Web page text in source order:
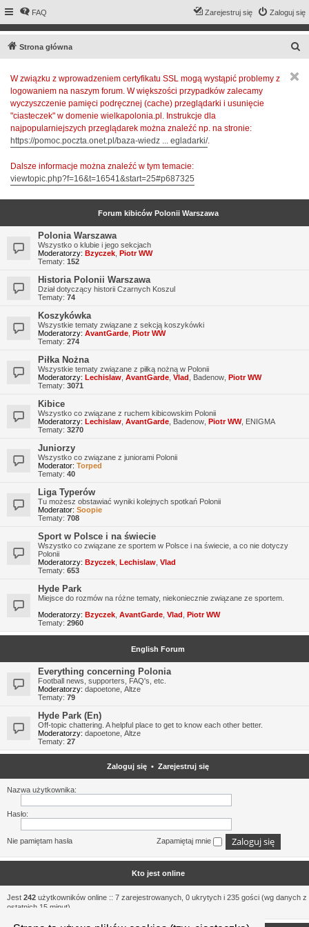
FAQ Zaloguj się
Zarejestruj się
Strona główna
W związku z wprowadzeniem certyfikatu SSL mogą wystąpić problemy z
logowaniem na naszym forum. W większości przypadków zalecamy
wyczyszczenie pamięci podręcznej (cache) przeglądarki i usunięcie
"ciasteczek" w domenie wielkapolonia.pl. Instrukcje dla
najpopularniejszych przeglądarek można znaleźć np. na stronie:
https://pomoc.poczta.onet.pl/baza-wiedz ... egladarki/.
Dalsze informacje można znaleźć w tym temacie:
viewtopic.php?f=16&t=16541&start=25#p687325
Forum kibiców Polonii Warszawa
Polonia Warszawa
Wszystko o klubie i jego sekcjach
Moderatorzy: Bzyczek Piotr WW
Tematy: 152
Historia Polonii Warszawa
Dział dotyczący historii Czarnych Koszul
Tematy: 74
Koszykówka
Wszystkie tematy związane z sekcją koszykówki
Moderatorzy: AvantGarde Piotr WW
Tematy: 274
Piłka Nożna
Wszystkie tematy związane z piłką nożną w Polonii
Moderatorzy: Lechislaw AvantGarde Vlad Badenow Piotr WW
Tematy: 3071
Kibice
Wszystko co związane z ruchem kibicowskim Polonii
Moderatorzy: Lechislaw AvantGarde Badenow Piotr WW, ENIGMA
Tematy: 3270
Juniorzy
Wszystko co związane z juniorami Polonii
Moderator: Torped
Tematy: 40
Liga Typerów
Tu możesz obstawiać wyniki kolejnych spotkań Polonii
Moderator: Soopie
Tematy: 708
Sport w Polsce i na świecie
Wszystko co związane ze sportem w Polsce i na świecie, a co nie dotyczy
Polonii
Moderatorzy: Bzyczek Lechislaw Vlad
Tematy: 653
Hyde Park
Miejsce do rozmów na różne tematy, niekoniecznie związane ze sportem.
Moderatorzy: Bzyczek AvantGarde Vlad Piotr WW
Tematy: 2960
English Forum
Everything concerning Polonia
Football news, supporters, FAQ's, etc.
Moderatorzy: dapoetone Altze
Tematy: 79
Hyde Park (En)
Off-topic chattering. A helpful place to get to know each other better.
Moderatorzy: dapoetone Altze
Tematy: 27
Zaloguj się • Zarejestruj się
Nazwa użytkownika:
Hasło:
Nie pamiętam hasła Zapamiętaj mnie
Kto jest online
Jest 242 użytkowników online :: 7 zarejestrowanych, 0 ukrytych i 235 gości (wg danych z
ostatnich 15 minut)